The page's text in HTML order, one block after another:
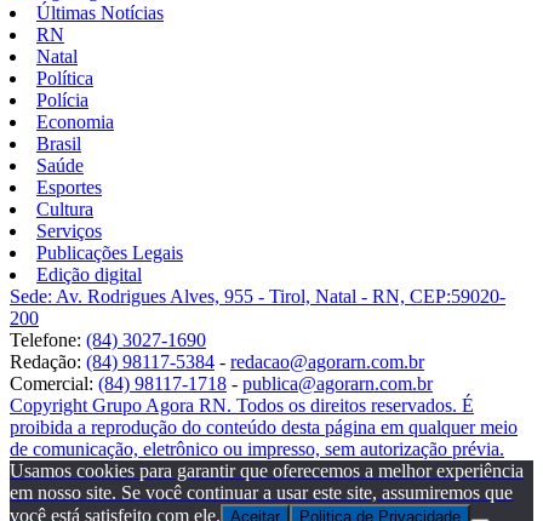
Últimas Notícias
RN
Natal
Política
Polícia
Economia
Brasil
Saúde
Esportes
Cultura
Serviços
Publicações Legais
Edição digital
Sede: Av. Rodrigues Alves, 955 - Tirol, Natal - RN, CEP:59020-
200
Telefone: (84) 3027-1690
Redação: (84) 98117-5384 - redacao@agorarn.com.br
Comercial: (84) 98117-1718 - publica@agorarn.com.br
Copyright Grupo Agora RN. Todos os direitos reservados. É
proibida a reprodução do conteúdo desta página em qualquer meio
de comunicação, eletrônico ou impresso, sem autorização prévia.
Usamos cookies para garantir que oferecemos a melhor experiência
em nosso site. Se você continuar a usar este site, assumiremos que
você está satisfeito com ele. Aceitar Politica de Privacidade